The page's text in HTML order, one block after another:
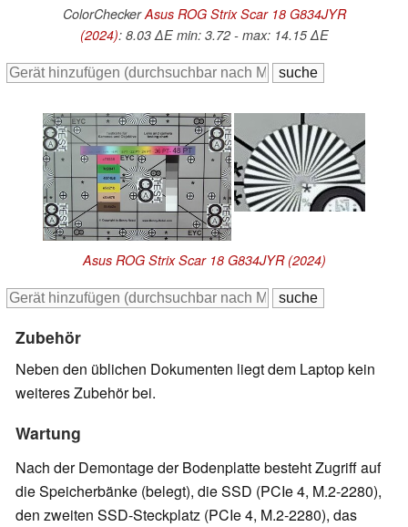
ColorCheckerAsus ROG Strix Scar 18 G834JYR
(2024): 8.03 ∆E min: 3.72 - max: 14.15 ∆E
Asus ROG Strix Scar 18 G834JYR (2024)
Zubehör
Neben den üblichen Dokumenten liegt dem Laptop kein
weiteres Zubehör bei.
Wartung
Nach der Demontage der Bodenplatte besteht Zugriff auf
die Speicherbänke (belegt), die SSD (PCIe 4, M.2-2280),
den zweiten SSD-Steckplatz (PCIe 4, M.2-2280), das